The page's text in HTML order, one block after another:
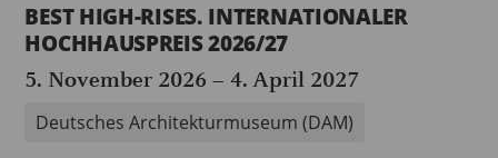
BEST HIGH-RISES. INTERNATIONALER
HOCHHAUSPREIS 2026/27
5. November 2026 – 4. April 2027
Deutsches Architekturmuseum (DAM)